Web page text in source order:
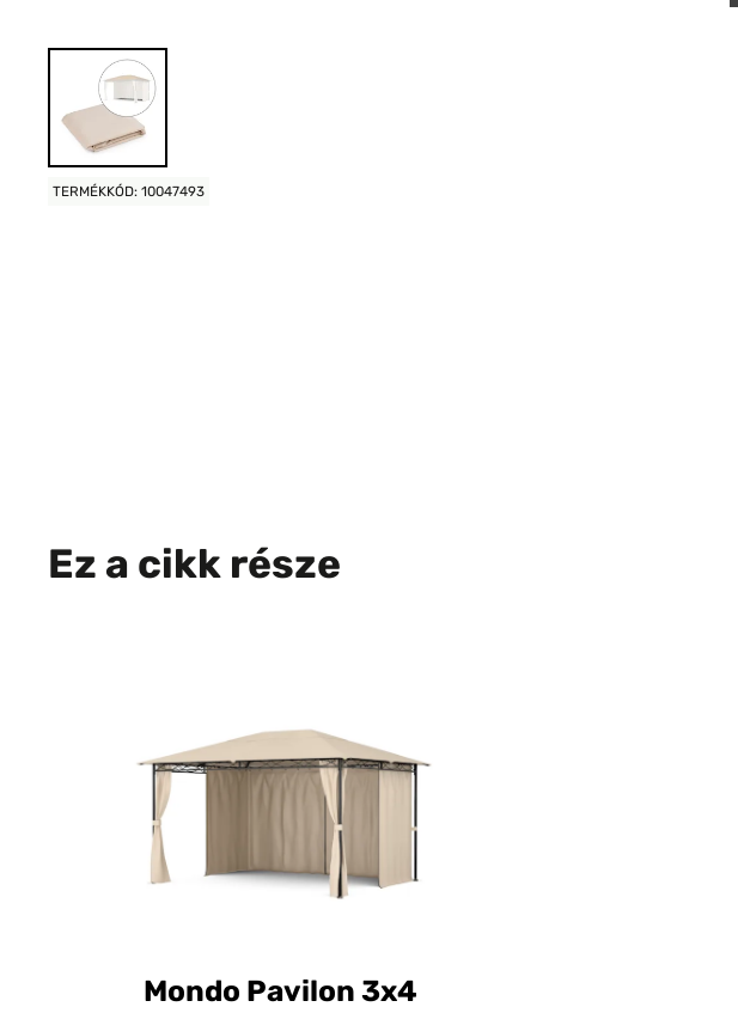
TERMÉKKÓD: 10047493
Ez a cikk része
Mondo Pavilon 3x4